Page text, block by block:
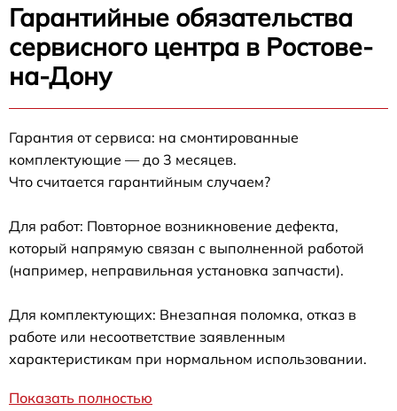
Гарантийные обязательства
сервисного центра в Ростове-
на-Дону
Гарантия от сервиса: на смонтированные
комплектующие — до 3 месяцев.
Что считается гарантийным случаем?
Для работ: Повторное возникновение дефекта,
который напрямую связан с выполненной работой
(например, неправильная установка запчасти).
Для комплектующих: Внезапная поломка, отказ в
работе или несоответствие заявленным
характеристикам при нормальном использовании.
Показать полностью